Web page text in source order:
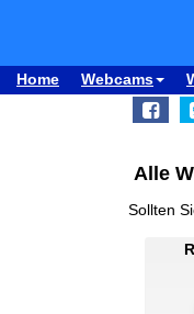
Home Webcams
Alle
Sollten